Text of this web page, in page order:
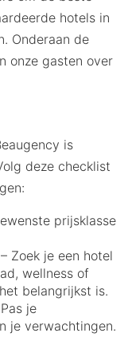
hotels in
Onderaan de
onze gasten over
is
deze checklist
prijsklasse
Zoek je een hotel
wellness of
belangrijkst is.
je
je verwachtingen.